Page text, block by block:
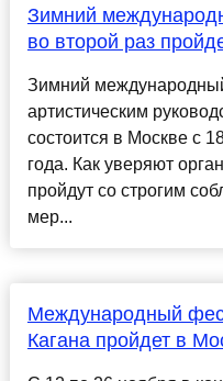
Зимний
во второй раз
Зимний
артистическим
состоится в Москве с
года. Как уверяют
пройдут со строгим
мер...
Международный
Кагана пройдет в